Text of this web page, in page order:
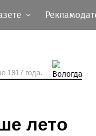
1917 года.
лето